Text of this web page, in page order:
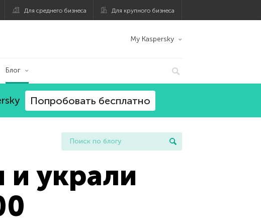
Для среднего бизнеса Для крупного бизнеса
My Kaspersky
Блог
Попробовать бесплатно
и украли